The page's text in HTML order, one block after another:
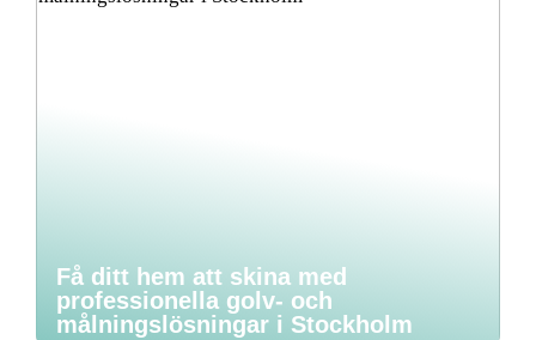
Få ditt hem att skina med
professionella golv- och
målningslösningar i Stockholm